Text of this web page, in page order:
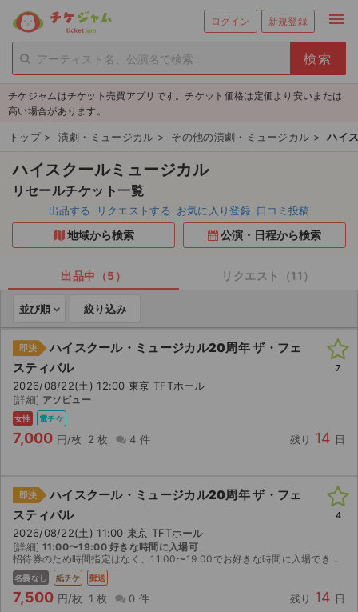
ログイン 新規登録 menu
person_add 新規会員登録
チケットを探す
新着チケット
値下げしたチケット
都道府県からチケットを探す
もうすぐ開催のチケット
チケットのリクエスト一覧
取扱チケット
ライブ・コンサート（国内）
ライブ・コンサート（海外）
イベント
演劇・ミュージカル
ご利用ガイド
ご利用ガイド
手数料・お支払い方法
チケジャムはチケット売買アプリです。チケット価格は定価より安いまたは
高い場合があります。
トップ > 演劇・ミュージカル > その他の演劇・ミュージカル > ハイ
ハイスクールミュージカル
リセールチケット一覧
出品する リクエストする お気に入り登録 口コミ投稿
地域から検索 公演・日程から検索
出品中（5） リクエスト（11）
並び順 絞り込み
即決
ハイスクール・ミュージカル20周年 ザ・フェ
スティバル
2026/08/22(土) 12:00 東京 TFTホール
[詳細] アソビュー
女性 電チケ
7,000 円/枚 2 枚 4 件 残り 14 日
7
即決
ハイスクール・ミュージカル20周年 ザ・フェ
スティバル
2026/08/22(土) 11:00 東京 TFTホール
[詳細] 11:00〜19:00 好きな時間に入場可
招待券のため時間指定はなく、11:00〜19:00でお好きな時間に入場できます。
名義なし 紙チケ 郵送
7,500 円/枚 1 枚 0 件 残り 14 日
4